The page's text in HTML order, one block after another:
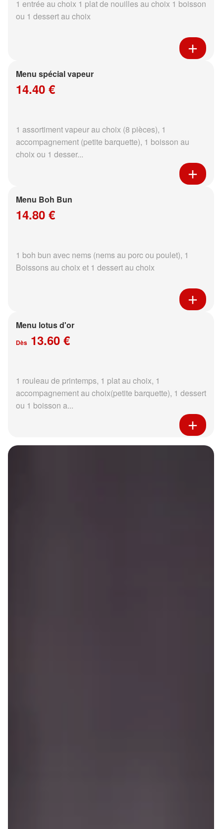
1 entrée au choix 1 plat de nouilles au choix 1 boisson
ou 1 dessert au choix
Menu spécial vapeur
14.40 €
1 assortiment vapeur au choix (8 pièces), 1
accompagnement (petite barquette), 1 boisson au
choix ou 1 desser...
Menu Boh Bun
14.80 €
1 boh bun avec nems (nems au porc ou poulet), 1
Boissons au choix et 1 dessert au choix
Menu lotus d'or
Dès 13.60 €
1 rouleau de printemps, 1 plat au choix, 1
accompagnement au choix(petite barquette), 1 dessert
ou 1 boisson a...